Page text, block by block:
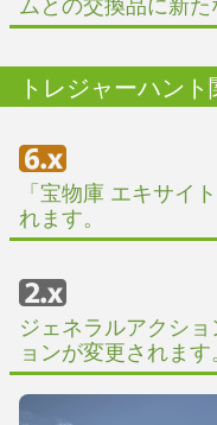
ムとの交換品に新た
トレジャーハント
「宝物庫 エキサイ
れます。
ジェネラルアクシ
ョンが変更されます